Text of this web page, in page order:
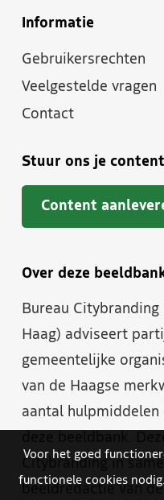
Informatie
Gebruikersrechten
Veelgestelde vragen
Contact
Stuur ons je content
Content
Over deze
Bureau
Haag) adviseert
gemeentelijke
van de Haagse
aantal
Citybranding in
beeldredactie van
Voor het goed
functionele cookies